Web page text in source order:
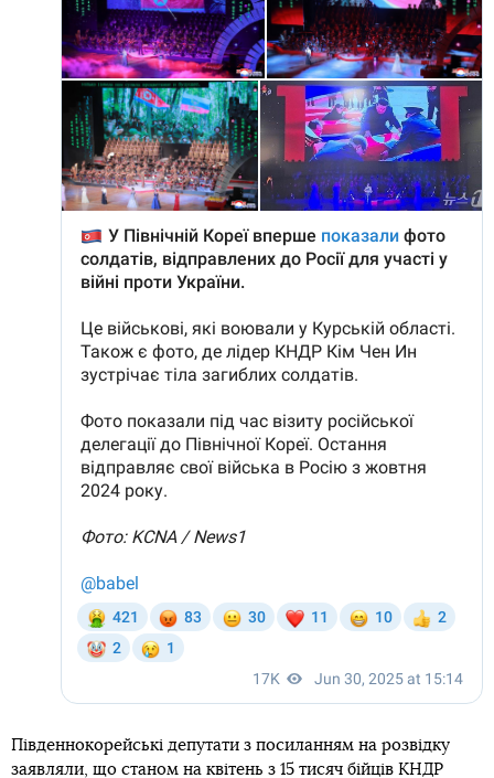
Південнокорейські депутати з посиланням на розвідку
заявляли, що станом на квітень з 15 тисяч бійців КНДР